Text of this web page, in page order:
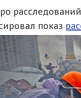
показ